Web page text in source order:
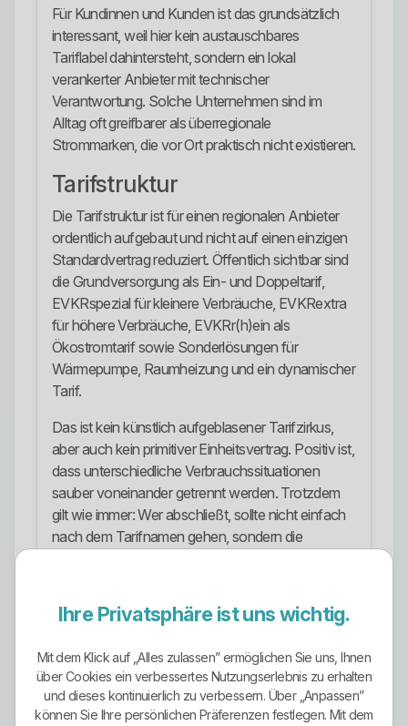
Für Kundinnen und Kunden ist das grundsätzlich
interessant, weil hier kein austauschbares
Tariflabel dahintersteht, sondern ein lokal
verankerter Anbieter mit technischer
Verantwortung. Solche Unternehmen sind im
Alltag oft greifbarer als überregionale
Strommarken, die vor Ort praktisch nicht existieren.
Tarifstruktur
Die Tarifstruktur ist für einen regionalen Anbieter
ordentlich aufgebaut und nicht auf einen einzigen
Standardvertrag reduziert. Öffentlich sichtbar sind
die Grundversorgung als Ein- und Doppeltarif,
EVKRspezial für kleinere Verbräuche, EVKRextra
für höhere Verbräuche, EVKRr(h)ein als
Ökostromtarif sowie Sonderlösungen für
Wärmepumpe, Raumheizung und ein dynamischer
Tarif.
Das ist kein künstlich aufgeblasener Tarifzirkus,
aber auch kein primitiver Einheitsvertrag. Positiv ist,
dass unterschiedliche Verbrauchssituationen
sauber voneinander getrennt werden. Trotzdem
gilt wie immer: Wer abschließt, sollte nicht einfach
nach dem Tarifnamen gehen, sondern die
Ökostrom-Ausrichtung
Die Ökostrom-Ausrichtung ist klar erkennbar. Mit
EVKRr(h)ein bietet das Unternehmen einen
ausdrücklich als grünen Stromtarif positionierten
Vertrag an. Dieser Tarif wird mit 100 Prozent
Ihre Privatsphäre ist uns wichtig.
Mit dem Klick auf „Alles zulassen” ermöglichen Sie uns, Ihnen
über Cookies ein verbessertes Nutzungserlebnis zu erhalten
und dieses kontinuierlich zu verbessern. Über „Anpassen”
können Sie Ihre persönlichen Präferenzen festlegen. Mit dem